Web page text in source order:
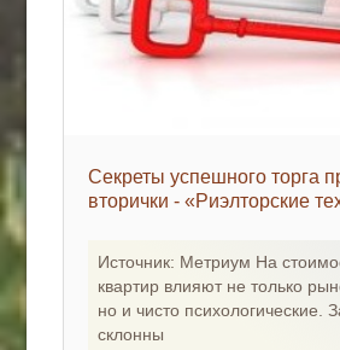
Секреты успешного торга
вторички - «Риэлторские
Источник: Метриум На
квартир влияют не только
но и чисто психологические.
склонны